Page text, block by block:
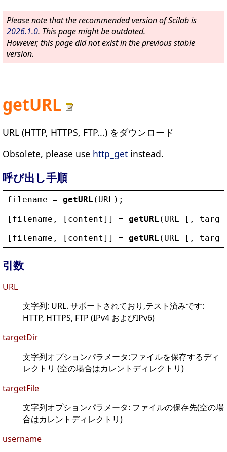
Please note that the recommended version of Scilab is
2026.1.0. This page might be outdated.
However, this page did not exist in the previous stable
version.
getURL
URL (HTTP, HTTPS, FTP...) をダウンロード
Obsolete, please use http_get instead.
呼び出し手順
filename = getURL ( URL );
[ filename , [ content ]] = getURL ( URL [,
[ filename , [ content ]] = getURL ( URL [,
引数
URL
文字列: URL. サポートされており,テスト済みです:
HTTP, HTTPS, FTP (IPv4 およびIPv6)
targetDir
文字列オプションパラメータ:ファイルを保存するディ
レクトリ (空の場合はカレントディレクトリ)
targetFile
文字列オプションパラメータ: ファイルの保存先(空の場
合はカレントディレクトリ)
username